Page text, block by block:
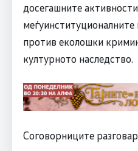
досегашните
против еколошки
културното наследство.
Соговорниците